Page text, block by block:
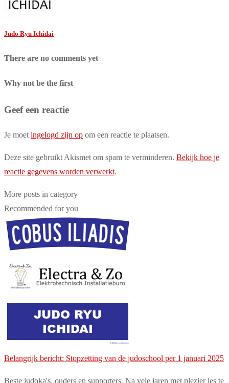
Judo Ryu Ichidai
There are no comments yet
Why not be the first
Geef een reactie
Je moet ingelogd zijn op om een reactie te plaatsen.
Deze site gebruikt Akismet om spam te verminderen. Bekijk hoe je
reactie gegevens worden verwerkt.
More posts in category
Recommended for you
Belangrijk bericht: Stopzetting van de judoschool per 1 januari 2025
Beste judoka's, ouders en supporters, Na vele jaren met plezier les te